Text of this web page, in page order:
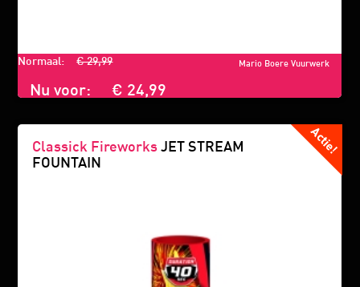
Mario Boere Vuurwerk
Normaal: € 29,99
Nu voor: € 24,99
Classick Fireworks JET STREAM
FOUNTAIN